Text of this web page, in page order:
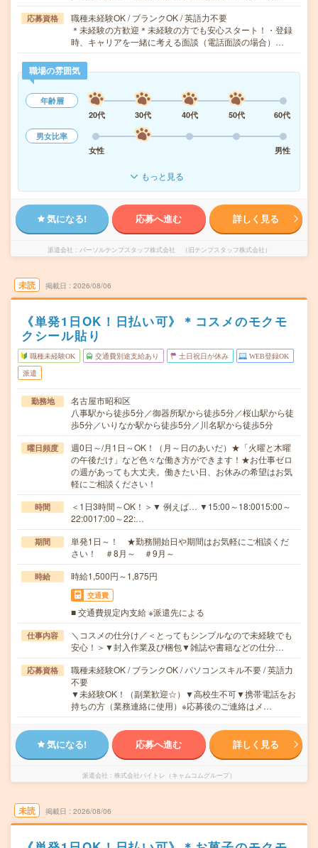
応募資格
職種未経験OK / ブランクOK / 英語力不要
＊未経験の方歓迎＊未経験の方でも安心スタート！・登録
時、キャリアを一緒に考える面談（電話面談の場合）…
職場の雰囲気
年齢層
20代
30代 40代 50代
60代
男女比率
女性
男性
もっと見る
気になる! 応募へ進む 詳しく見る
派遣会社 パーソルテンプスタッフ株式会社 （旧テンプスタッフ株式会社）
未読 掲載日 2026/08/06
《単発1日OK！日払い可》＊コスメのモクモ
クシール貼り
職種未経験OK 交通費別途支給あり 土日祝日が休み WEB登録OK
派遣
勤務地
名古屋市昭和区
八事駅から徒歩5分／御器所駅から徒歩5分／桜山駅から徒
歩5分／いりなか駅から徒歩5分／川名駅から徒歩5分
曜日頻度
週0日～/月1日～OK！（月～日のあいだ）★「火曜と木曜
の午後だけ」など色々な働き方ができます！★お仕事ゼロ
の週があっても大丈夫。働きたい日、お休みの希望はお気
軽にご相談ください！
時間
＜1日3時間～OK！＞▼ 例えば… ▼15:00～18:0015:00～
22:0017:00～22:…
期間
単発1日～！ ★勤務開始日や期間はお気軽にご相談くだ
さい！ ＃8月～ ＃9月～
時給 時給1,500円～1,875円
交通費
■ 交通費規定内支給 ※派遣先による
仕事内容
＼コスメの仕分け／＜とってもシンプルなので未経験でも
安心！＞▼封入作業及び梱包▼雑誌や書籍などの仕分…
応募資格
職種未経験OK / ブランクOK / パソコンスキル不要 / 英語力
不要
▼未経験OK！（副業歓迎☆）▼高校生不可▼携帯電話をお
持ちの方（業務連絡に使用）※応募後のご連絡はメ…
気になる! 応募へ進む 詳しく見る
派遣会社 株式会社バイトレ（キャムコムグループ）
未読 掲載日 2026/08/06